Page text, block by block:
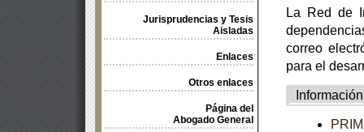
Jurisprudencias y Tesis
Aisladas
Enlaces
Otros enlaces
Página del
Abogado General
La Red de
correo
para el
Información